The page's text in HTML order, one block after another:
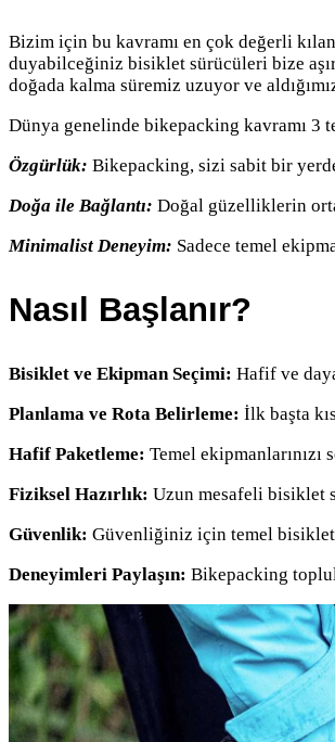
Bizim için bu kavramı en çok değerli
duyabilceğiniz bisiklet sürücüleri bize
doğada kalma süremiz uzuyor ve
Dünya genelinde bikepacking kavramı 3
Özgürlük: Bikepacking, sizi sabit bir
Doğa ile Bağlantı: Doğal güzelliklerin
Minimalist Deneyim: Sadece temel
Nasıl Başlanır?
Bisiklet ve Ekipman Seçimi: Hafif ve
Planlama ve Rota Belirleme: İlk başta
Hafif Paketleme: Temel
Fiziksel Hazırlık: Uzun mesafeli bisiklet
Güvenlik: Güvenliğiniz için temel bisiklet
Deneyimleri Paylaşın: Bikepacking